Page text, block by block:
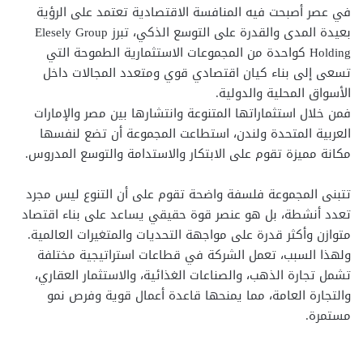
في عصر أصبحت فيه المنافسة الاقتصادية تعتمد على الرؤية
بعيدة المدى والقدرة على التوسع الذكي، تبرز Elesely Group
Holding كواحدة من المجموعات الاستثمارية الطموحة التي
تسعى إلى بناء كيان اقتصادي قوي ومتعدد المجالات داخل
الأسواق المحلية والدولية.
فمن خلال استثماراتها المتنوعة وانتشارها بين مصر والإمارات
العربية المتحدة ولندن، استطاعت المجموعة أن تضع لنفسها
مكانة مميزة تقوم على الابتكار والاستدامة والتوسع المدروس.
تتبنى المجموعة فلسفة واضحة تقوم على أن التنوع ليس مجرد
تعدد أنشطة، بل هو عنصر قوة حقيقي يساعد على بناء اقتصاد
متوازن وأكثر قدرة على مواجهة التحديات والمتغيرات العالمية.
ولهذا السبب، تعمل الشركة في قطاعات استراتيجية مختلفة
تشمل تجارة الذهب، والصناعات الغذائية، والاستثمار العقاري،
والتجارة العامة، مما يمنحها قاعدة أعمال قوية وفرص نمو
مستمرة.